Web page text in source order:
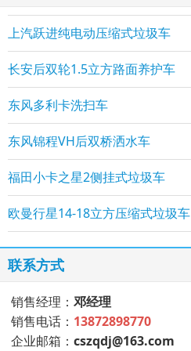
上汽跃进纯电动压缩式垃圾车
长安后双轮1.5立方路面养护车
东风多利卡洗扫车
东风锦程VH后双桥洒水车
福田小卡之星2侧挂式垃圾车
欧曼行星14-18立方压缩式垃圾车
联系方式
销售经理： 邓经理
销售电话： 13872898770
企业邮箱： cszqdj@163.com